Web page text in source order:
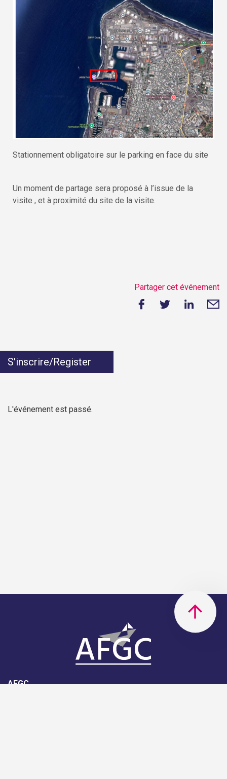
Stationnement obligatoire sur le parking en face du site
Un moment de partage sera proposé à l’issue de la
visite , et à proximité du site de la visite.
Partager cet événement
S'inscrire/Register
L'événement est passé.
AFGC